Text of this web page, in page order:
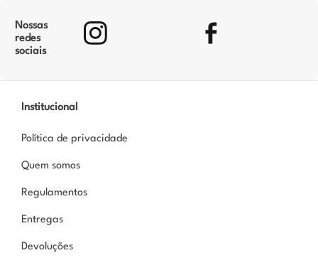
Nossas
redes
sociais
Institucional
Política de privacidade
Quem somos
Regulamentos
Entregas
Devoluções